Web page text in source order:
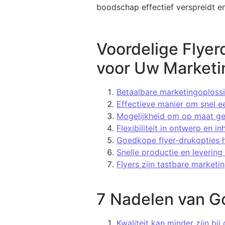
boodschap effectief verspreidt
Voordelige
voor Uw
Betaalbare
Effectieve manier om snel
Mogelijkheid om op maat
Flexibiliteit in ontwerp en
Goedkope flyer-drukopties
Snelle productie en
Flyers zijn tastbare
7 Nadelen van
Kwaliteit kan minder zijn bij